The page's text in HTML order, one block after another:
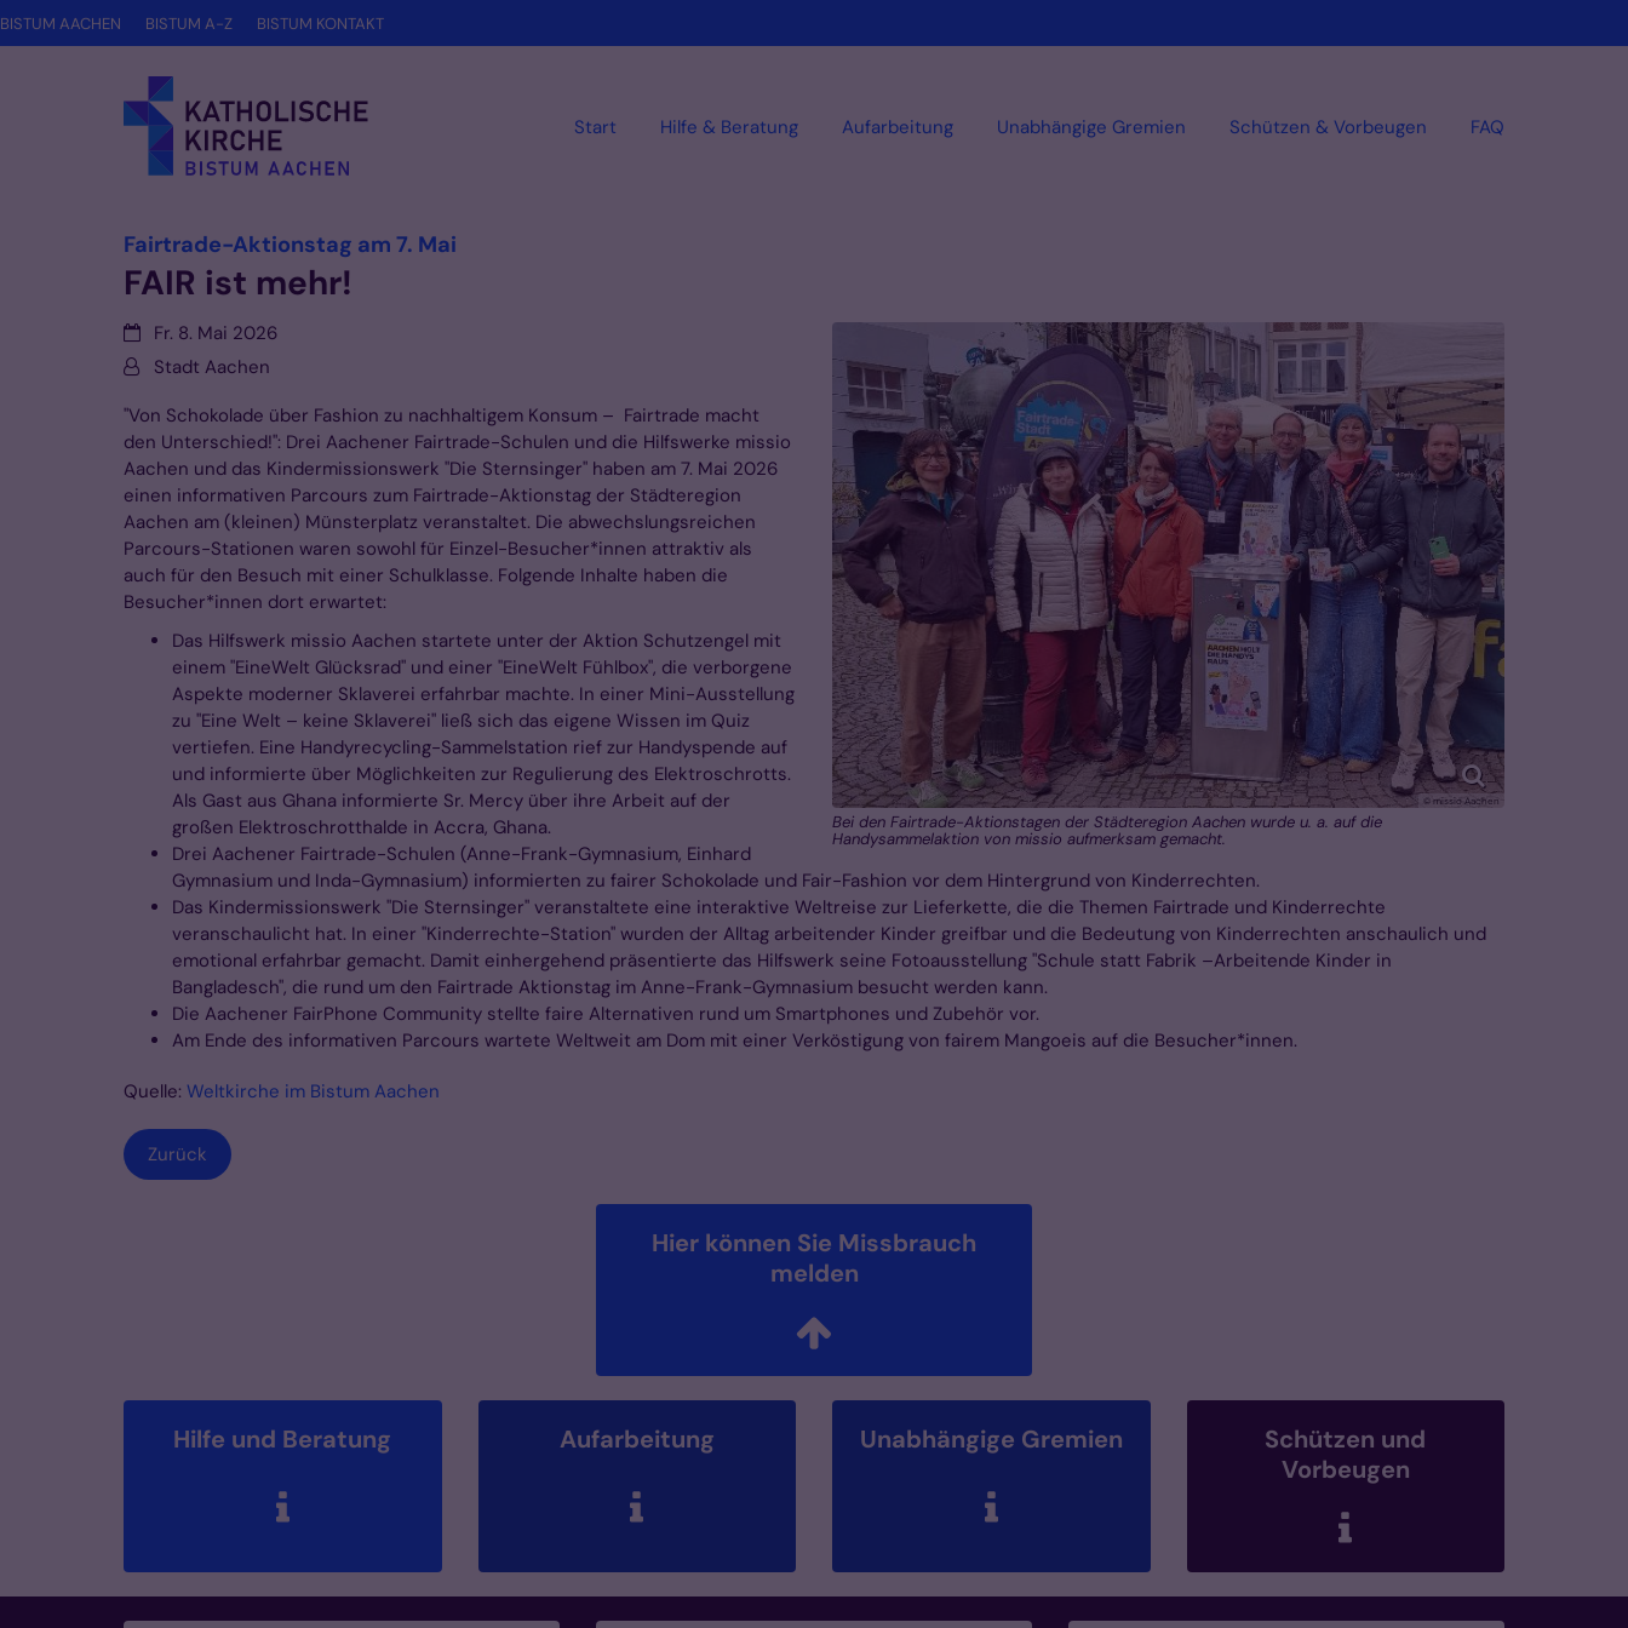
Zum Inhalt springen
Start Hilfe & Beratung Aufarbeitung Unabhängige Gremien Schützen & Vorbeugen FAQ
BISTUM AACHEN BISTUM A-Z BISTUM KONTAKT
Fairtrade-Aktionstag am 7. Mai
FAIR ist mehr!
© missio Aachen
Bei den Fairtrade-Aktionstagen der Städteregion Aachen wurde u. a. auf die
Handysammelaktion von missio aufmerksam gemacht.
Datum:Fr. 8. Mai 2026
Von:Stadt Aachen
"Von Schokolade über Fashion zu nachhaltigem Konsum – Fairtrade macht
den Unterschied!": Drei Aachener Fairtrade-Schulen und die Hilfswerke missio
Aachen und das Kindermissionswerk "Die Sternsinger" haben am 7. Mai 2026
einen informativen Parcours zum Fairtrade-Aktionstag der Städteregion
Aachen am (kleinen) Münsterplatz veranstaltet. Die abwechslungsreichen
Parcours-Stationen waren sowohl für Einzel-Besucher*innen attraktiv als
auch für den Besuch mit einer Schulklasse. Folgende Inhalte haben die
Besucher*innen dort erwartet:
Das Hilfswerk missio Aachen startete unter der Aktion Schutzengel mit
einem "EineWelt Glücksrad" und einer "EineWelt Fühlbox", die verborgene
Aspekte moderner Sklaverei erfahrbar machte. In einer Mini-Ausstellung
zu "Eine Welt – keine Sklaverei" ließ sich das eigene Wissen im Quiz
vertiefen. Eine Handyrecycling-Sammelstation rief zur Handyspende auf
und informierte über Möglichkeiten zur Regulierung des Elektroschrotts.
Als Gast aus Ghana informierte Sr. Mercy über ihre Arbeit auf der
großen Elektroschrotthalde in Accra, Ghana.
Drei Aachener Fairtrade-Schulen (Anne-Frank-Gymnasium, Einhard
Gymnasium und Inda-Gymnasium) informierten zu fairer Schokolade und Fair-Fashion vor dem Hintergrund von Kinderrechten.
Das Kindermissionswerk "Die Sternsinger" veranstaltete eine interaktive Weltreise zur Lieferkette, die die Themen Fairtrade und Kinderrechte
veranschaulicht hat. In einer "Kinderrechte-Station" wurden der Alltag arbeitender Kinder greifbar und die Bedeutung von Kinderrechten anschaulich und
emotional erfahrbar gemacht. Damit einhergehend präsentierte das Hilfswerk seine Fotoausstellung "Schule statt Fabrik –Arbeitende Kinder in
Bangladesch", die rund um den Fairtrade Aktionstag im Anne-Frank-Gymnasium besucht werden kann.
Die Aachener FairPhone Community stellte faire Alternativen rund um Smartphones und Zubehör vor.
Am Ende des informativen Parcours wartete Weltweit am Dom mit einer Verköstigung von fairem Mangoeis auf die Besucher*innen.
Quelle: Weltkirche im Bistum Aachen
Zurück
Hier können Sie Missbrauch
melden
Hilfe und Beratung Aufarbeitung Unabhängige Gremien
Schützen und
Vorbeugen